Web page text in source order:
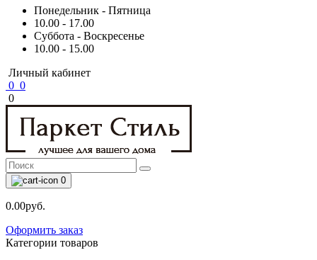
Понедельник - Пятница
10.00 - 17.00
Суббота - Воскресенье
10.00 - 15.00
Личный кабинет
0 0
0
0
0.00руб.
Оформить заказ
Категории товаров